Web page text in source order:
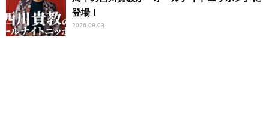
登場！
2026.08.03